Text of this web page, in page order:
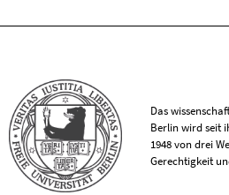
Das
Berlin wird seit
1948 von drei
Gerechtigkeit